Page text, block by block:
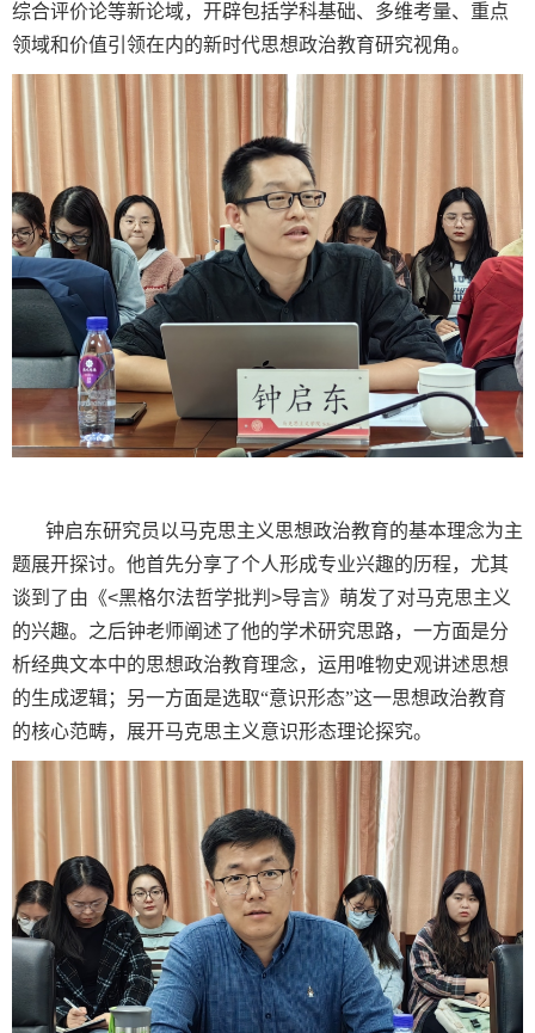
综合评价论等新论域，开辟包括学科基础、多维考量、重点
领域和价值引领在内的新时代思想政治教育研究视角。
钟启东研究员以马克思主义思想政治教育的基本理念为主
题展开探讨。他首先分享了个人形成专业兴趣的历程，尤其
谈到了由《<黑格尔法哲学批判 >导言》萌发了对马克思主义
的兴趣。之后钟老师阐述了他的学术研究思路，一方面是分
析经典文本中的思想政治教育理念，运用唯物史观讲述思想
的生成逻辑；另一方面是选取“意识形态”这一思想政治教育
的核心范畴，展开马克思主义意识形态理论探究。